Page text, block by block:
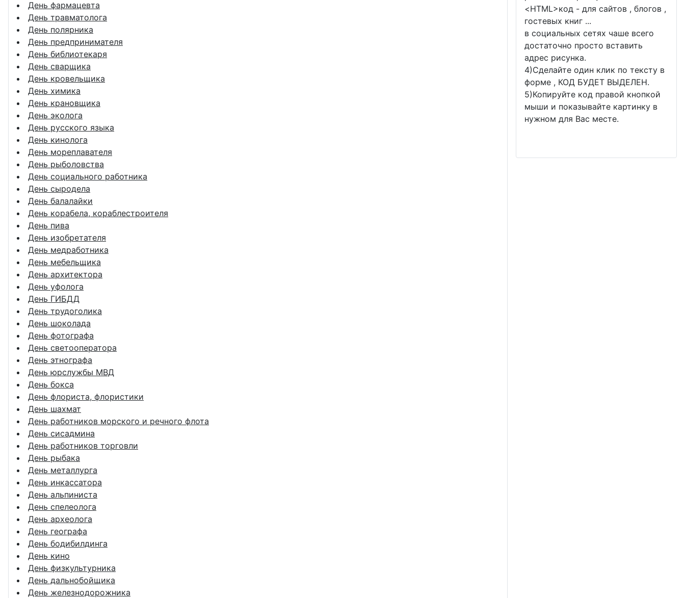
День фармацевта
День травматолога
День полярника
День предпринимателя
День библиотекаря
День сварщика
День кровельщика
День химика
День крановщика
День эколога
День русского языка
День кинолога
День мореплавателя
День рыболовства
День социального работника
День сыродела
День балалайки
День корабела, кораблестроителя
День пива
День изобретателя
День медработника
День мебельщика
День архитектора
День уфолога
День ГИБДД
День трудоголика
День шоколада
День фотографа
День светооператора
День этнографа
День юрслужбы МВД
День бокса
День флориста, флористики
День шахмат
День работников морского и речного флота
День сисадмина
День работников торговли
День рыбака
День металлурга
День инкассатора
День альпиниста
День спелеолога
День археолога
День географа
День бодибилдинга
День кино
День физкультурника
День дальнобойщика
День железнодорожника
<HTML>код - для сайтов , блогов ,
гостевых книг ...
в социальных сетях чаше всего
достаточно просто вставить
адрес рисунка.
4)Сделайте один клик по тексту в
форме , КОД БУДЕТ ВЫДЕЛЕН.
5)Копируйте код правой кнопкой
мыши и показывайте картинку в
нужном для Вас месте.